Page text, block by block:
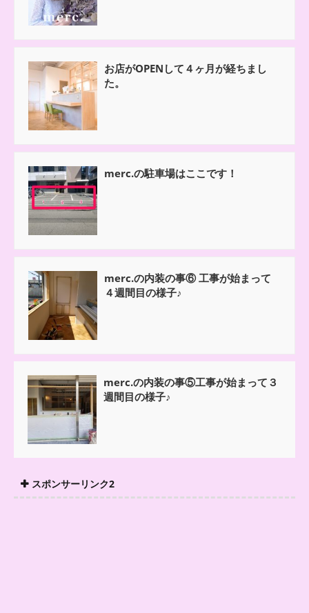
お店がOPENして４ヶ月が経ちまし
た。
merc.の駐車場はここです！
merc.の内装の事⑥ 工事が始まって
４週間目の様子♪
merc.の内装の事⑤工事が始まって３
週間目の様子♪
スポンサーリンク2